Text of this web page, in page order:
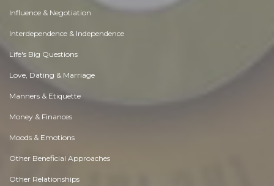
Influence & Negotiation
Interdependence & Independence
Life's Big Questions
Love, Dating & Marriage
Manners & Etiquette
Money & Finances
Moods & Emotions
Other Beneficial Approaches
Other Relationships